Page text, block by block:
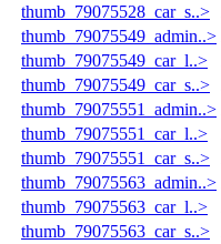
thumb_79075528_car_s..>
thumb_79075549_admin..>
thumb_79075549_car_l..>
thumb_79075549_car_s..>
thumb_79075551_admin..>
thumb_79075551_car_l..>
thumb_79075551_car_s..>
thumb_79075563_admin..>
thumb_79075563_car_l..>
thumb_79075563_car_s..>